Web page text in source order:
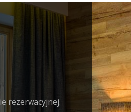
rezerwacyjnej.